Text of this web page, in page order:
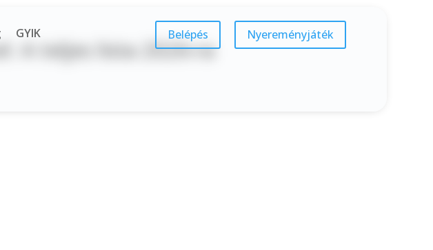
GYIK Belépés Nyereményjáték
A teljes lista 2026-ra